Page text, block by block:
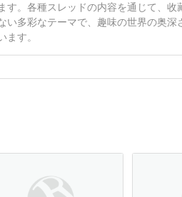
。各種スレッドの内容を通じて、收
多彩なテーマで、趣味の世界の奥深
す。